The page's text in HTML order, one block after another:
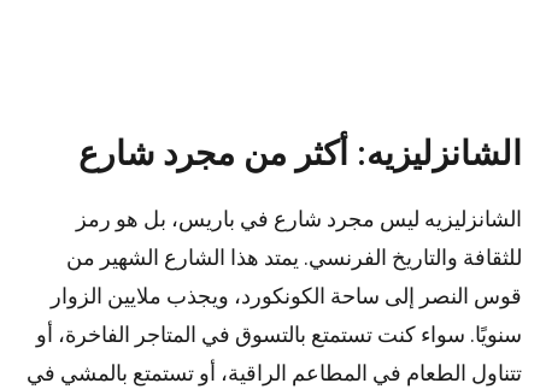
الشانزليزيه: أكثر من مجرد شارع
الشانزليزيه ليس مجرد شارع في باريس، بل هو رمز
للثقافة والتاريخ الفرنسي. يمتد هذا الشارع الشهير من
قوس النصر إلى ساحة الكونكورد، ويجذب ملايين الزوار
سنويًا. سواء كنت تستمتع بالتسوق في المتاجر الفاخرة، أو
تتناول الطعام في المطاعم الراقية، أو تستمتع بالمشي في